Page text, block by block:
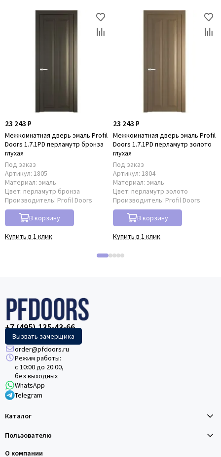
23 243 ₽
Межкомнатная дверь эмаль Profil
Doors 1.7.1PD перламутр бронза
глухая
Под заказ
Артикул: 1805
Материал: эмаль
Цвет: перламутр бронза
Производитель: Profil Doors
В корзину
Купить в 1 клик
23 243 ₽
Межкомнатная дверь эмаль Profil
Doors 1.7.1PD перламутр золото
глухая
Под заказ
Артикул: 1804
Материал: эмаль
Цвет: перламутр золото
Производитель: Profil Doors
В корзину
Купить в 1 клик
+7 (495) 135-43-66
Вызвать замерщика
order@pfdoors.ru
Режим работы:
с 10:00 до 20:00,
без выходных
WhatsApp
Telegram
Каталог
Пользователю
О компании